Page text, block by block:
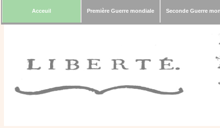
Acceuil Première Guerre mondiale Seconde Guerre